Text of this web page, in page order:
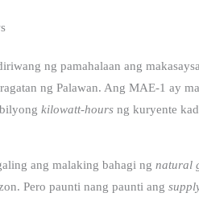
ng pamahalaan ang
ng Palawan. Ang MAE-1 ay
kilowatt-hours ng kuryente
ang malaking bahagi ng natural
Pero paunti nang paunti ang